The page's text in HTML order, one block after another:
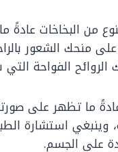
من البخاخات
منحك الشعور
الروائح الفواحة
ما تظهر على
وينبغي استشارة
على الجسم.